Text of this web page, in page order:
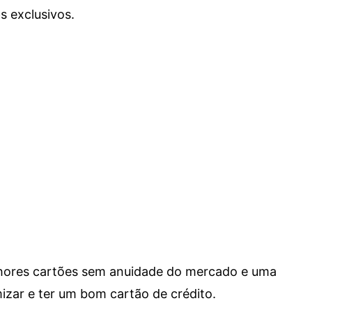
exclusivos.
cartões sem anuidade do mercado e uma
e ter um bom cartão de crédito.